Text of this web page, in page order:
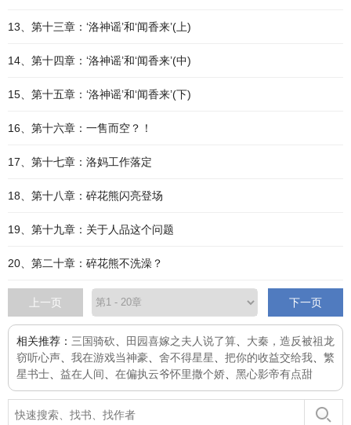
13、第十三章：‘洛神谣’和‘闻香来’(上)
14、第十四章：‘洛神谣’和‘闻香来’(中)
15、第十五章：‘洛神谣’和‘闻香来’(下)
16、第十六章：一售而空？！
17、第十七章：洛妈工作落定
18、第十八章：碎花熊闪亮登场
19、第十九章：关于人品这个问题
20、第二十章：碎花熊不洗澡？
上一页 下一页
相关推荐： 三国骑砍 田园喜嫁之夫人说了算
大秦，造反被祖龙
窃听心声
我在游戏当神豪 舍不得星星 把你的收益交给我
繁
星书士
益在人间 在偏执云爷怀里撒个娇 黑心影帝有点甜